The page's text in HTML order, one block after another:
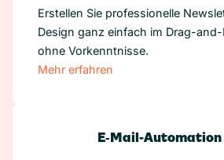
Erstellen Sie professionelle
Design ganz einfach im Drag-
ohne Vorkenntnisse.
Mehr erfahren
E‑Mail-Automation